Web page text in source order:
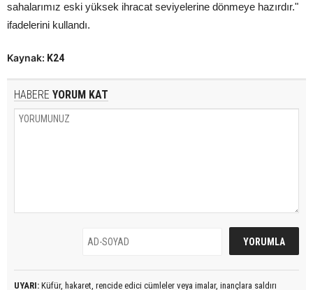
sahalarımız eski yüksek ihracat seviyelerine dönmeye hazırdır."
ifadelerini kullandı.
Kaynak: K24
HABERE YORUM KAT
UYARI: Küfür, hakaret, rencide edici cümleler veya imalar, inançlara saldırı